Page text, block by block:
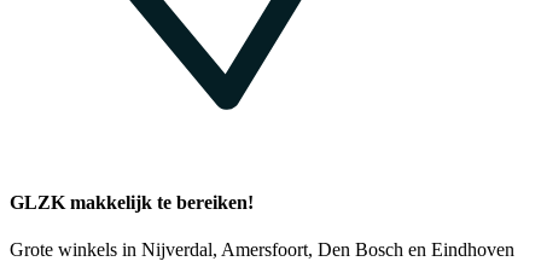
GLZK makkelijk te bereiken!
Grote winkels in Nijverdal, Amersfoort, Den Bosch en Eindhoven